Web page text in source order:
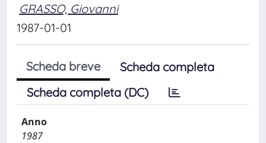
GRASSO, Giovanni
1987-01-01
Scheda breve
Scheda completa
Scheda completa (DC)
Anno
1987